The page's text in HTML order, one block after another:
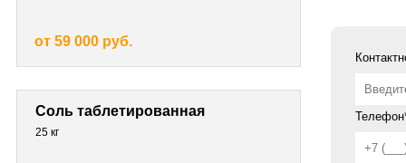
от 59 000 руб.
Соль таблетированная
25 кг